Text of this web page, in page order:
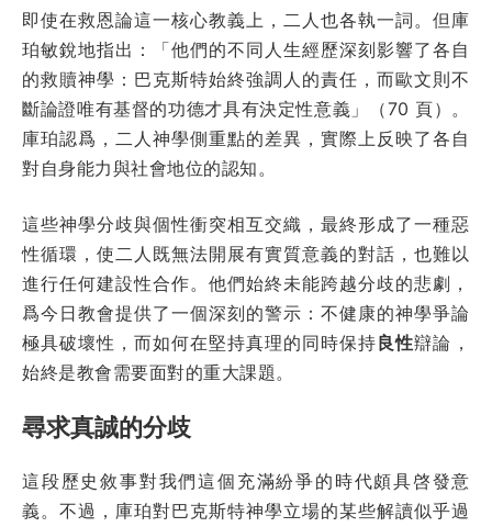
即使在救恩論這一核心教義上，二人也各執一詞。但庫
珀敏銳地指出：「他們的不同人生經歷深刻影響了各自
的救贖神學：巴克斯特始終強調人的責任，而歐文則不
斷論證唯有基督的功德才具有決定性意義」（70 頁）。
庫珀認爲，二人神學側重點的差異，實際上反映了各自
對自身能力與社會地位的認知。
這些神學分歧與個性衝突相互交織，最終形成了一種惡
性循環，使二人既無法開展有實質意義的對話，也難以
進行任何建設性合作。他們始終未能跨越分歧的悲劇，
爲今日教會提供了一個深刻的警示：不健康的神學爭論
極具破壞性，而如何在堅持真理的同時保持良性辯論，
始終是教會需要面對的重大課題。
尋求真誠的分歧
這段歷史敘事對我們這個充滿紛爭的時代頗具啓發意
義。不過，庫珀對巴克斯特神學立場的某些解讀似乎過